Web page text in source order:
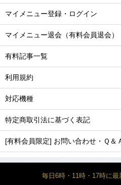
マイメニュー登録・ログイン
マイメニュー退会（有料会員退会）
有料記事一覧
利用規約
対応機種
特定商取引法に基づく表記
[有料会員限定] お問い合わせ・Ｑ＆
毎日6時・11時・17時に